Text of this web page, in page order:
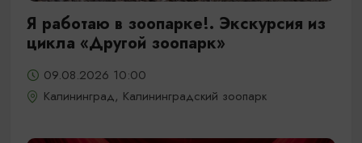
Я работаю в зоопарке!. Экскурсия из
цикла «Другой зоопарк»
09.08.2026 10:00
Калининград, Калининградский зоопарк